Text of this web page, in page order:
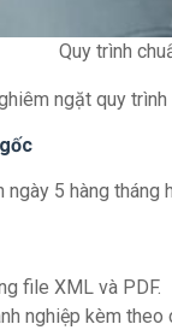
Quy trình
ngặt quy
5 hàng tháng
file XML và PDF.
nghiệp kèm